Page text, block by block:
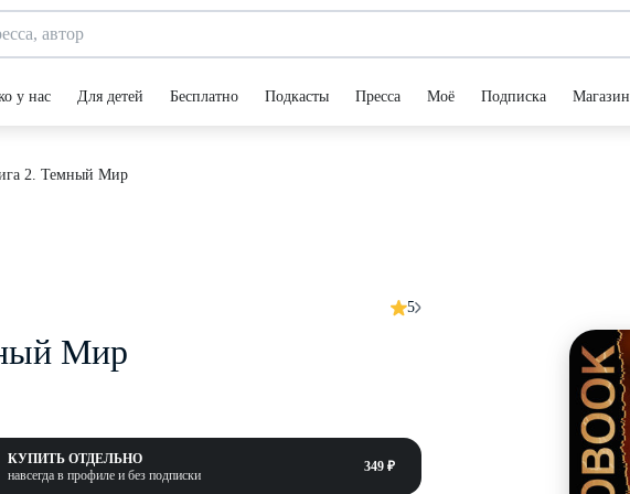
у нас Для детей Бесплатно Подкасты Пресса Моё Подписка Магазин
2. Темный Мир
5
Мир
КУПИТЬ ОТДЕЛЬНО
навсегда в профиле и без подписки
349 ₽